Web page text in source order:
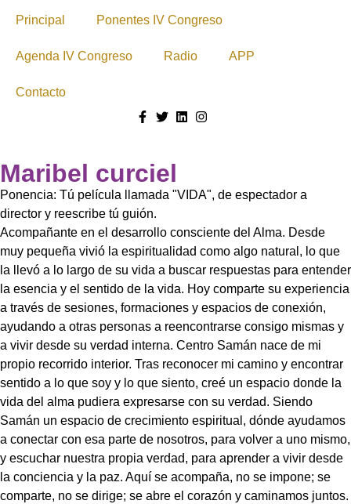
Principal Ponentes IV Congreso
Agenda IV Congreso Radio APP
Contacto
Maribel curciel
Ponencia: Tú película llamada "VIDA", de espectador a
director y reescribe tú guión.
Acompañante en el desarrollo consciente del Alma. Desde
muy pequeña vivió la espiritualidad como algo natural, lo que
la llevó a lo largo de su vida a buscar respuestas para entender
la esencia y el sentido de la vida. Hoy comparte su experiencia
a través de sesiones, formaciones y espacios de conexión,
ayudando a otras personas a reencontrarse consigo mismas y
a vivir desde su verdad interna. Centro Samán nace de mi
propio recorrido interior. Tras reconocer mi camino y encontrar
sentido a lo que soy y lo que siento, creé un espacio donde la
vida del alma pudiera expresarse con su verdad. Siendo
Samán un espacio de crecimiento espiritual, dónde ayudamos
a conectar con esa parte de nosotros, para volver a uno mismo,
y escuchar nuestra propia verdad, para aprender a vivir desde
la conciencia y la paz. Aquí se acompaña, no se impone; se
comparte, no se dirige; se abre el corazón y caminamos juntos.